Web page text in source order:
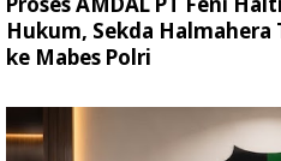
Hukum, Sekda
ke Mabes Polri